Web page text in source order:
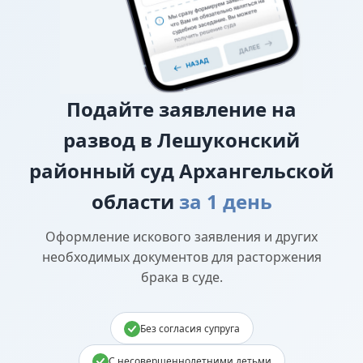
Подайте заявление на
развод в Лешуконский
районный суд Архангельской
области за 1 день
Оформление искового заявления и других
необходимых документов для расторжения
брака в суде.
Без согласия супруга